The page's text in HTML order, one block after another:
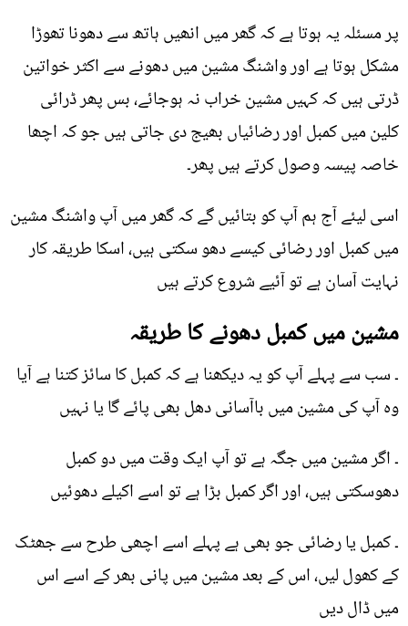
پر مسئلہ یہ ہوتا ہے کہ گھر میں انھیں ہاتھ سے دھونا تھوڑا
مشکل ہوتا ہے اور واشنگ مشین میں دھونے سے اکثر خواتین
ڈرتی ہیں کہ کہیں مشین خراب نہ ہوجائے، بس پھر ڈرائی
کلین میں کمبل اور رضائیاں بھیج دی جاتی ہیں جو کہ اچھا
خاصہ پیسہ وصول کرتے ہیں پھر۔
اسی لیئے آج ہم آپ کو بتائیں گے کہ گھر میں آپ واشنگ مشین
میں کمبل اور رضائی کیسے دھو سکتی ہیں، اسکا طریقہ کار
نہایت آسان ہے تو آئیے شروع کرتے ہیں
مشین میں کمبل دھونے کا طریقہ
۔ سب سے پہلے آپ کو یہ دیکھنا ہے کہ کمبل کا سائز کتنا ہے آیا
وہ آپ کی مشین میں باآسانی دھل بھی پائے گا یا نہیں
۔ اگر مشین میں جگہ ہے تو آپ ایک وقت میں دو کمبل
دھوسکتی ہیں، اور اگر کمبل بڑا ہے تو اسے اکیلے دھوئیں
۔ کمبل یا رضائی جو بھی ہے پہلے اسے اچھی طرح سے جھٹک
کے کھول لیں، اس کے بعد مشین میں پانی بھر کے اسے اس
میں ڈال دیں